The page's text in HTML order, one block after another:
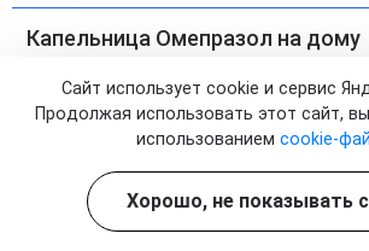
Капельница Омепразол на дому
5 процедур
Стоимость:от 24 000 ₽
Цена по акции:от 20 400 ₽
Записаться
Сайт использует cookie и сервис
Продолжая использовать этот сайт,
использованием cookie-
Хорошо, не показывать